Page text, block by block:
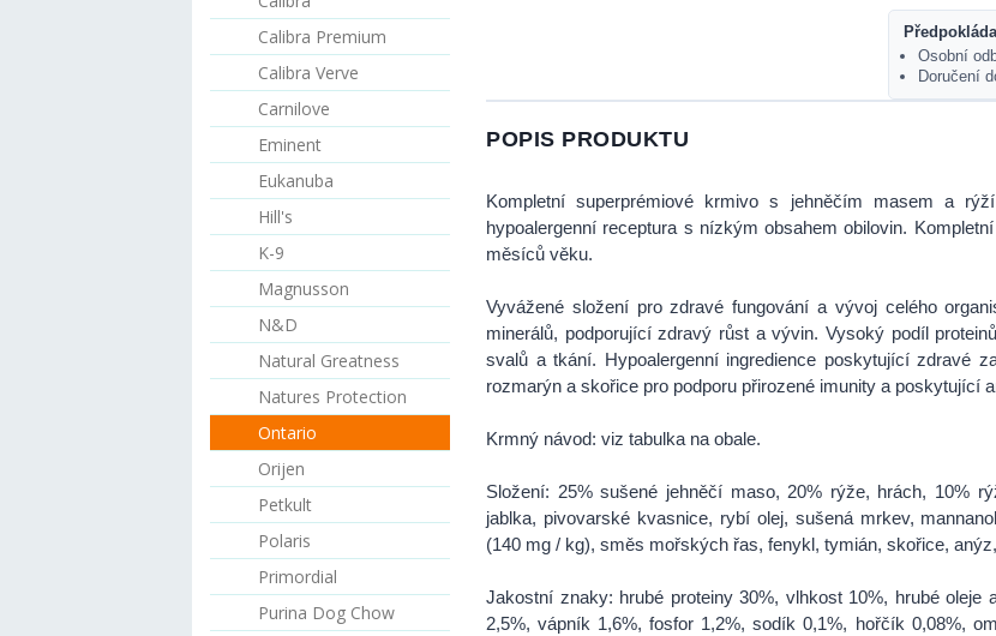
Calibra Premium
Calibra Verve
Carnilove
Eminent
Eukanuba
Hill's
K-9
Magnusson
N&D
Natural Greatness
Natures Protection
Ontario
Orijen
Petkult
Polaris
Primordial
Purina Dog Chow
Osobní
Doručení
POPIS PRODUKTU
Kompletní superprémiové krmivo s jehněčím masem a
hypoalergenní receptura s nízkým obsahem obilovin.
měsíců věku.
Vyvážené složení pro zdravé fungování a vývoj celého
minerálů, podporující zdravý růst a vývin. Vysoký podíl
svalů a tkání. Hypoalergenní ingredience poskytující zdravé
rozmarýn a skořice pro podporu přirozené imunity a poskytující
Krmný návod: viz tabulka na obale.
Složení: 25% sušené jehněčí maso, 20% rýže, hrách, 10%
jablka, pivovarské kvasnice, rybí olej, sušená mrkev,
(140 mg / kg), směs mořských řas, fenykl, tymián, skořice,
Jakostní znaky: hrubé proteiny 30%, vlhkost 10%, hrubé oleje
2,5%, vápník 1,6%, fosfor 1,2%, sodík 0,1%, hořčík 0,08%,